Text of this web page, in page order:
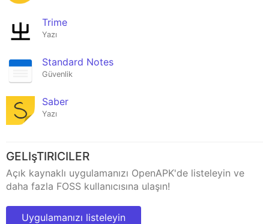
Trime
Yazı
Standard Notes
Güvenlik
Saber
Yazı
GELIşTIRICILER
Açık kaynaklı uygulamanızı OpenAPK'de listeleyin ve
daha fazla FOSS kullanıcısına ulaşın!
Uygulamanızı listeleyin